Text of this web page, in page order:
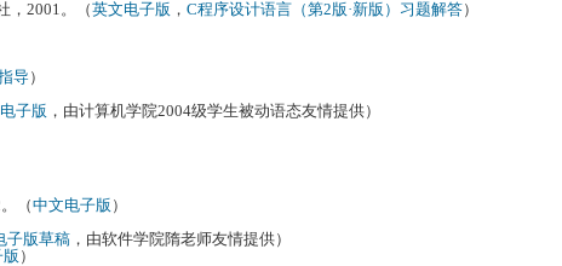
，2001。（英文电子版 ， C程序设计语言（第2版·新版）习题解答）
导）
子版 ，由计算机学院2004级学生被动语态友情提供）
（中文电子版 ）
子版草稿 ，由软件学院隋老师友情提供）
版 ）